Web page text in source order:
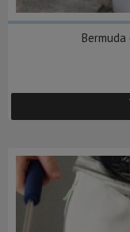
Bermuda